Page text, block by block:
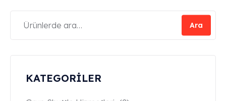
Ara
KATEGORİLER